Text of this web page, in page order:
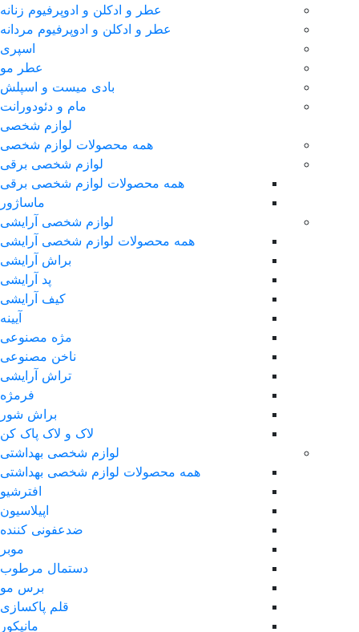
عطر و ادکلن و ادوپرفیوم زنانه
عطر و ادکلن و ادوپرفیوم مردانه
اسپری
عطر مو
بادی میست و اسپلش
مام و دئودورانت
لوازم شخصی
همه محصولات لوازم شخصی
لوازم شخصی برقی
همه محصولات لوازم شخصی برقی
ماساژور
لوازم شخصی آرایشی
همه محصولات لوازم شخصی آرایشی
براش آرایشی
پد آرایشی
کیف آرایشی
آیینه
مژه مصنوعی
ناخن مصنوعی
تراش آرایشی
فرمژه
براش شور
لاک و لاک پاک کن
لوازم شخصی بهداشتی
همه محصولات لوازم شخصی بهداشتی
افترشیو
اپیلاسیون
ضدعفونی کننده
موبر
دستمال مرطوب
برس مو
قلم پاکسازی
مانیکور